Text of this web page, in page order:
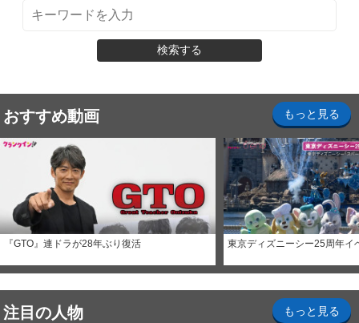
検索する
おすすめ動画 もっと見る
『GTO』連ドラが28年ぶり復活 東京ディズニーシー25周年イ
注目の人物 もっと見る